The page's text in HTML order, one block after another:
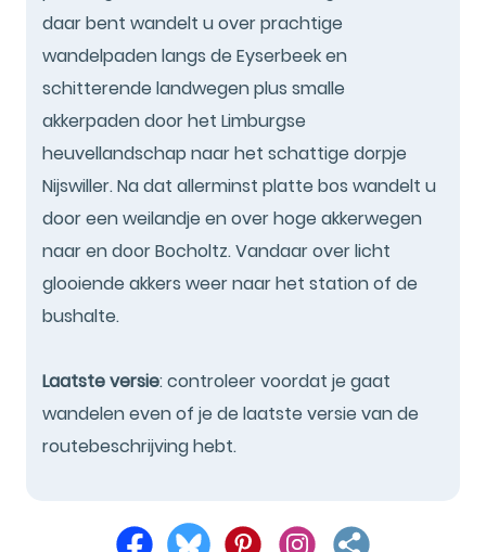
daar bent wandelt u over prachtige
wandelpaden langs de Eyserbeek en
schitterende landwegen plus smalle
akkerpaden door het Limburgse
heuvellandschap naar het schattige dorpje
Nijswiller. Na dat allerminst platte bos wandelt u
door een weilandje en over hoge akkerwegen
naar en door Bocholtz. Vandaar over licht
glooiende akkers weer naar het station of de
bushalte.
Laatste versie: controleer voordat je gaat
wandelen even of je de laatste versie van de
routebeschrijving hebt.